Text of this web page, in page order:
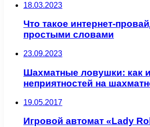
18.03.2023
Что такое интернет-
простыми словами
23.09.2023
Шахматные ловушки: как
неприятностей на
19.05.2017
Игровой автомат «Lady